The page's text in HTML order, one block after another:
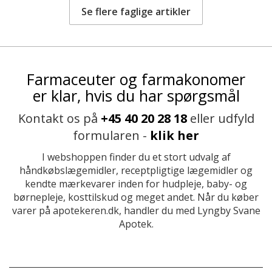
Se flere faglige artikler
Farmaceuter og farmakonomer
er klar, hvis du har spørgsmål
Kontakt os på +45 40 20 28 18eller udfyld
formularen - klik her
I webshoppen finder du et stort udvalg af
håndkøbslægemidler, receptpligtige lægemidler og
kendte mærkevarer inden for hudpleje, baby- og
børnepleje, kosttilskud og meget andet. Når du køber
varer på apotekeren.dk, handler du med Lyngby Svane
Apotek.